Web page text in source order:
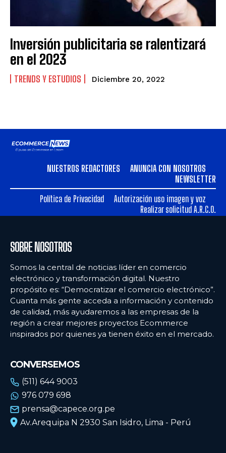
Inversión publicitaria se ralentizará
en el 2023
TRENDS Y ESTUDIOS Diciembre 20, 2022
NUESTROS REDACTORES
ANUNCIA CON NOSOTROS
NEWSLETTER
Política de Privacidad
Autorización uso imagen y voz
Realizar solicitud A.R.C.O.
SOBRE NOSOTROS
Somos la central de noticias líder en comercio
electrónico y transformación digital. Nuestro
propósito es: “Democratizar el comercio electrónico”.
Cuanta más gente acceda a información y contenido
de calidad, más ayudaremos a las empresas de la
región a crear mejores proyectos Ecommerce
inspirados por quienes ya tienen éxito en el mercado.
CONVERSEMOS
(511) 644 9003
976 079 698
prensa@capece.org.pe
Av.Arequipa N 2930 San Isidro, Lima - Perú